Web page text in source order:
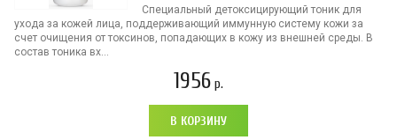
Специальный детоксицирующий тоник для
ухода за кожей лица, поддерживающий иммунную систему кожи за
счет очищения от токсинов, попадающих в кожу из внешней среды. В
состав тоника вх...
1956 р.
В КОРЗИНУ